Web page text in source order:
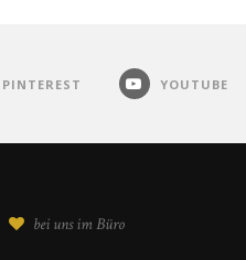
PINTEREST YOUTUBE
bei uns im Büro